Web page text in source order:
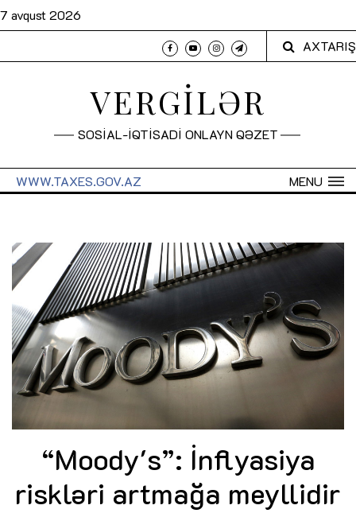
7 avqust 2026
AXTARIŞ
VERGİLƏR
SOSİAL-İQTİSADİ ONLAYN QƏZET
MENU
WWW.TAXES.GOV.AZ
“Moody's”: İnflyasiya
riskləri artmağa meyllidir